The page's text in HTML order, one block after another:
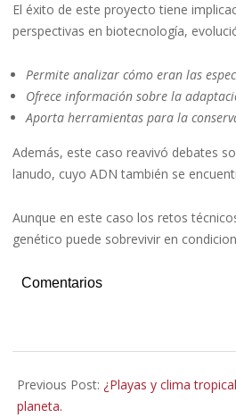
El éxito de este proyecto tiene
perspectivas en biotecnología,
Permite analizar cómo eran las
Ofrece información sobre la
Aporta herramientas para la
Además, este caso reavivó debates
lanudo, cuyo ADN también se
Aunque en este caso los retos
genético puede sobrevivir en
Comentarios
09-
02
Previous Post: ¿Playas y clima
planeta.